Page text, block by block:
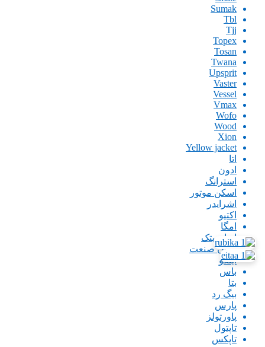
Sumak
Tbl
Tjj
Topex
Tosan
Twana
Upsprit
Vaster
Vessel
Vmax
Wofo
Wood
Xion
Yellow jacket
اتا
ادون
استرانگ
اسکن موتور
اشرایدر
اکتیو
امگا
ایران پتک
ایران صنعت
اینگو
باس
بتا
بیگ رد
پارس
پاورتولز
تاپتول
تاپکس